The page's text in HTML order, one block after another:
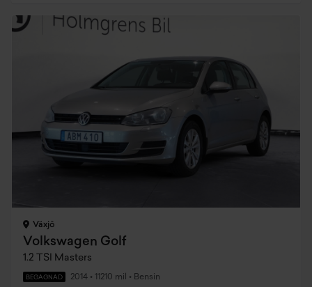
Växjö
Volkswagen Golf
1.2 TSI Masters
BEGAGNAD 2014 • 11210 mil • Bensin